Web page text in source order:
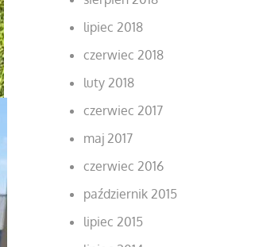
lipiec 2018
czerwiec 2018
luty 2018
czerwiec 2017
maj 2017
czerwiec 2016
październik 2015
lipiec 2015